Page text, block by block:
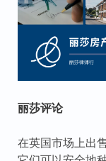
丽莎评论
在英国市场上出